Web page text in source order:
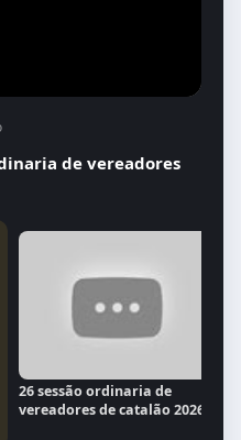
de vereadores
26 sessão ordinaria de
vereadores de catalão 2026